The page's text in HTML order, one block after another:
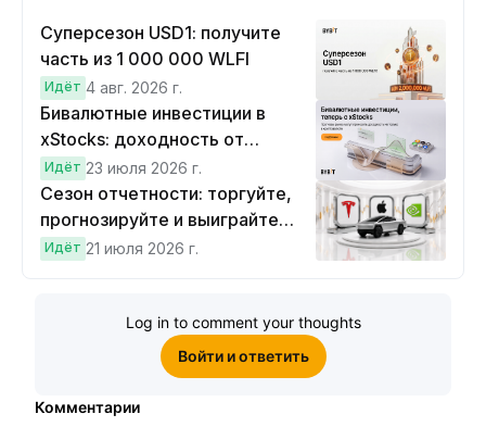
Суперсезон USD1: получите
часть из 1 000 000 WLFI
Идёт 4 авг. 2026 г.
Бивалютные инвестиции в
xStocks: доходность от
прогнозов
Идёт 23 июля 2026 г.
Сезон отчетности: торгуйте,
прогнозируйте и выиграйте
Cybertruck!
Идёт 21 июля 2026 г.
Log in to comment your thoughts
Войти и ответить
Комментарии